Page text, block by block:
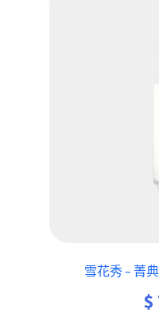
雪花秀 – 菁
$